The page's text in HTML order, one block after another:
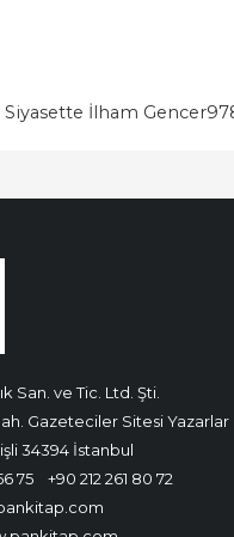
Siyasette İlham Gencer
San. ve Tic. Ltd. Şti.
Gazeteciler Sitesi Yazarlar
34394 İstanbul
75
+90 212 261 80 72